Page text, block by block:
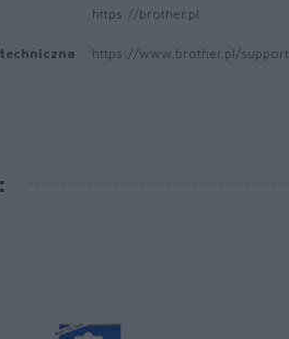
https://brother.pl
https://www.brother.pl/support